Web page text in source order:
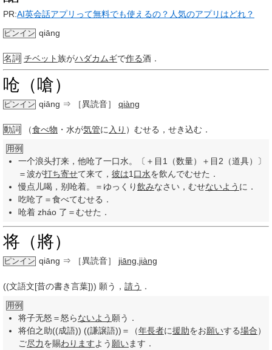
PR:AI英会話アプリって無料でも使えるの？人気のアプリはどれ？
ピンイン qiāng
名詞 チベット族がハダカムギで作る酒．
呛（嗆）
ピンイン qiāng ⇒ ［異読音］ qiàng
動詞 （食べ物 ・水が気管に 入り ）むせる，せき込む．
用例
一个浪头打来，他呛了一口水。〔＋目1（数量）＋目2（道具）〕
＝波が打ち寄せて来て， 彼は1 口水を飲んでむせた．
慢点儿喝，别呛着。＝ゆっくり飲みなさい，むせないよう に．
吃呛了＝食べてむせる．
呛着 zháo 了＝むせた．
将（將）
ピンイン qiāng ⇒ ［異読音］ jiāng jiàng
((文語文[昔の書き言葉])) 願う， 請う ．
用例
将子无怒＝怒らないよう 願う．
将伯之助((成語)) ((謙譲語))＝（年長者に援助をお願いする場合）
ご尽力を賜わりますよう 願います．